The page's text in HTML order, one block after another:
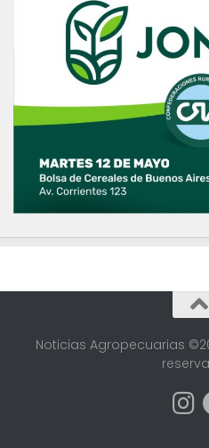
Noticias Agropecuarias